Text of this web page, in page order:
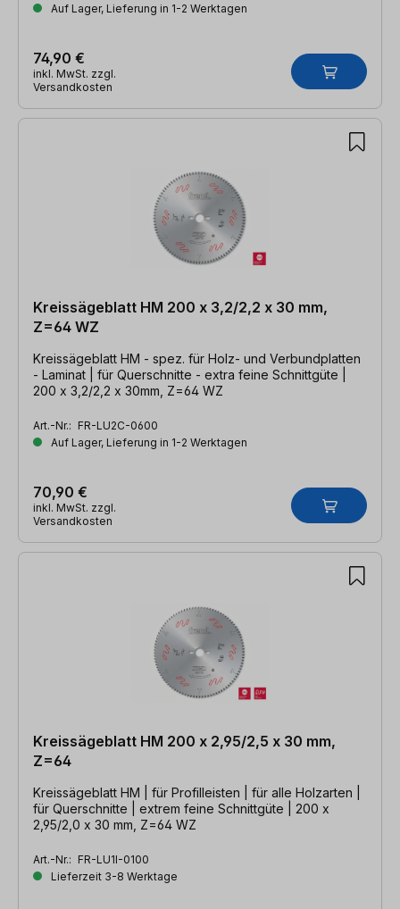
Auf Lager, Lieferung in 1-2 Werktagen
74,90 €
inkl. MwSt. zzgl.
Versandkosten
Kreissägeblatt HM 200 x 3,2/2,2 x 30 mm,
Z=64 WZ
Kreissägeblatt HM - spez. für Holz- und Verbundplatten
- Laminat | für Querschnitte - extra feine Schnittgüte |
200 x 3,2/2,2 x 30mm, Z=64 WZ
Art.-Nr.: FR-LU2C-0600
Auf Lager, Lieferung in 1-2 Werktagen
70,90 €
inkl. MwSt. zzgl.
Versandkosten
Kreissägeblatt HM 200 x 2,95/2,5 x 30 mm,
Z=64
Kreissägeblatt HM | für Profilleisten | für alle Holzarten |
für Querschnitte | extrem feine Schnittgüte | 200 x
2,95/2,0 x 30 mm, Z=64 WZ
Art.-Nr.: FR-LU1I-0100
Lieferzeit 3-8 Werktage